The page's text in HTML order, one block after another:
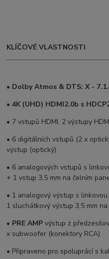
KLÍČOVÉ VLASTNOSTI
• Dolby Atmos & DTS: X -
•4K (UHD) HDMI2.0b s
• 7 vstupů HDMI, 2 výstupy
• 6 digitálních vstupů (2 x
výstup (optický)
• 6 analogových vstupů s
+ 1 vstup 3,5 mm na čelním
• 1 analogový výstup s
1 sluchátkový výstup 3,5 mm
• PRE AMP výstup z
x subwoofer (konektory RCA)
• Připraveno pro spoluprácí s